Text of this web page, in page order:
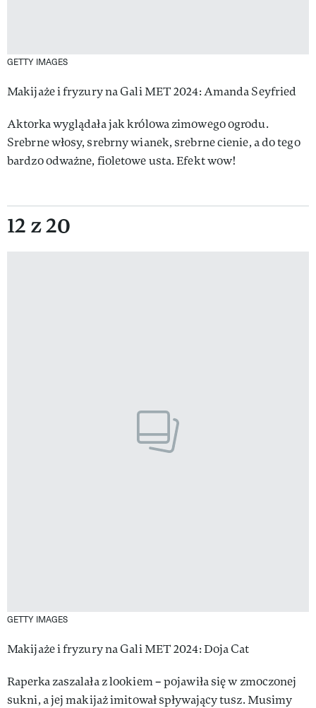
GETTY IMAGES
Makijaże i fryzury na Gali MET 2024: Amanda Seyfried
Aktorka wyglądała jak królowa zimowego ogrodu.
Srebrne włosy, srebrny wianek, srebrne cienie, a do tego
bardzo odważne, fioletowe usta. Efekt wow!
12 z 20
GETTY IMAGES
Makijaże i fryzury na Gali MET 2024: Doja Cat
Raperka zaszalała z lookiem – pojawiła się w zmoczonej
sukni, a jej makijaż imitował spływający tusz. Musimy